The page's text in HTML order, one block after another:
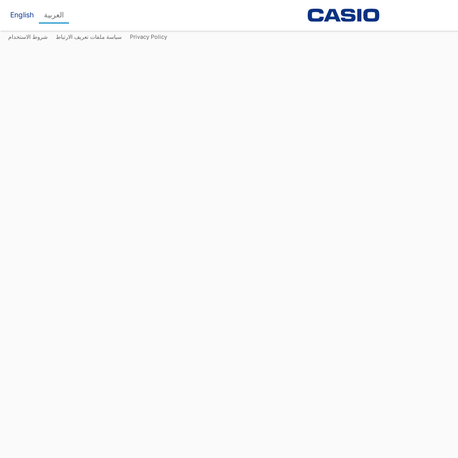
العربية English
Privacy Policy سياسة ملفات تعريف الارتباط شروط الاستخدام